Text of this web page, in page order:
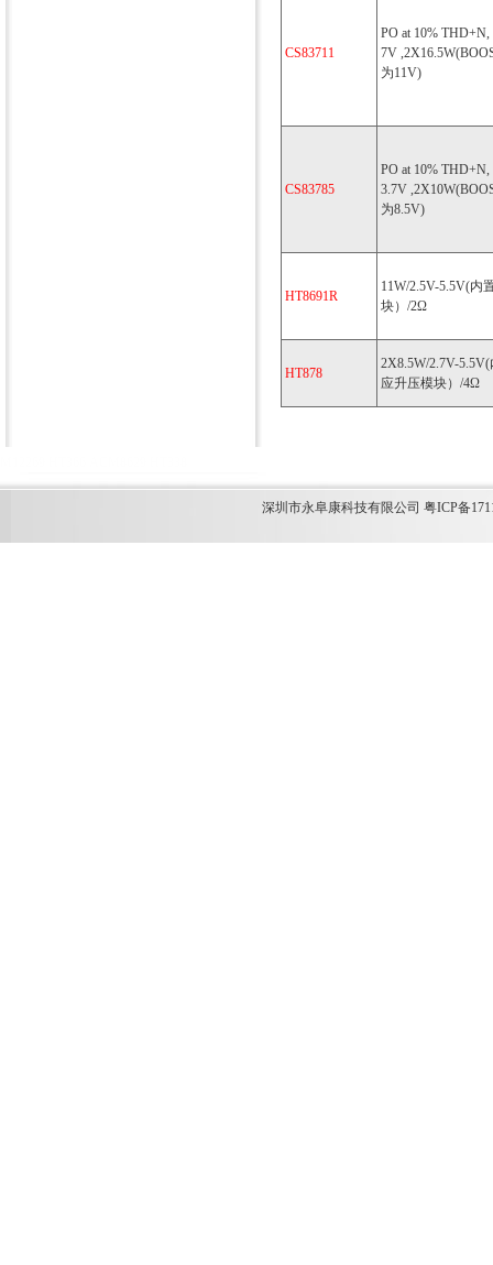
CS83711
PO at 10%
7V
为11V)
CS83785
PO at 10%
3.7V
为8.5V)
HT8691R
11W/2.5V-5.5V(内
块）/2Ω
HT878
2X8.5W/2.7V-
应升压模块）/4Ω
深圳市永阜康科技有限公司 粤ICP备